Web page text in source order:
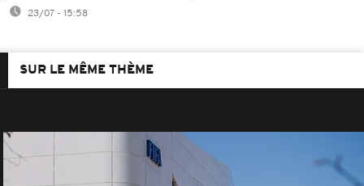
23/07 - 15:58
SUR LE MÊME THÈME